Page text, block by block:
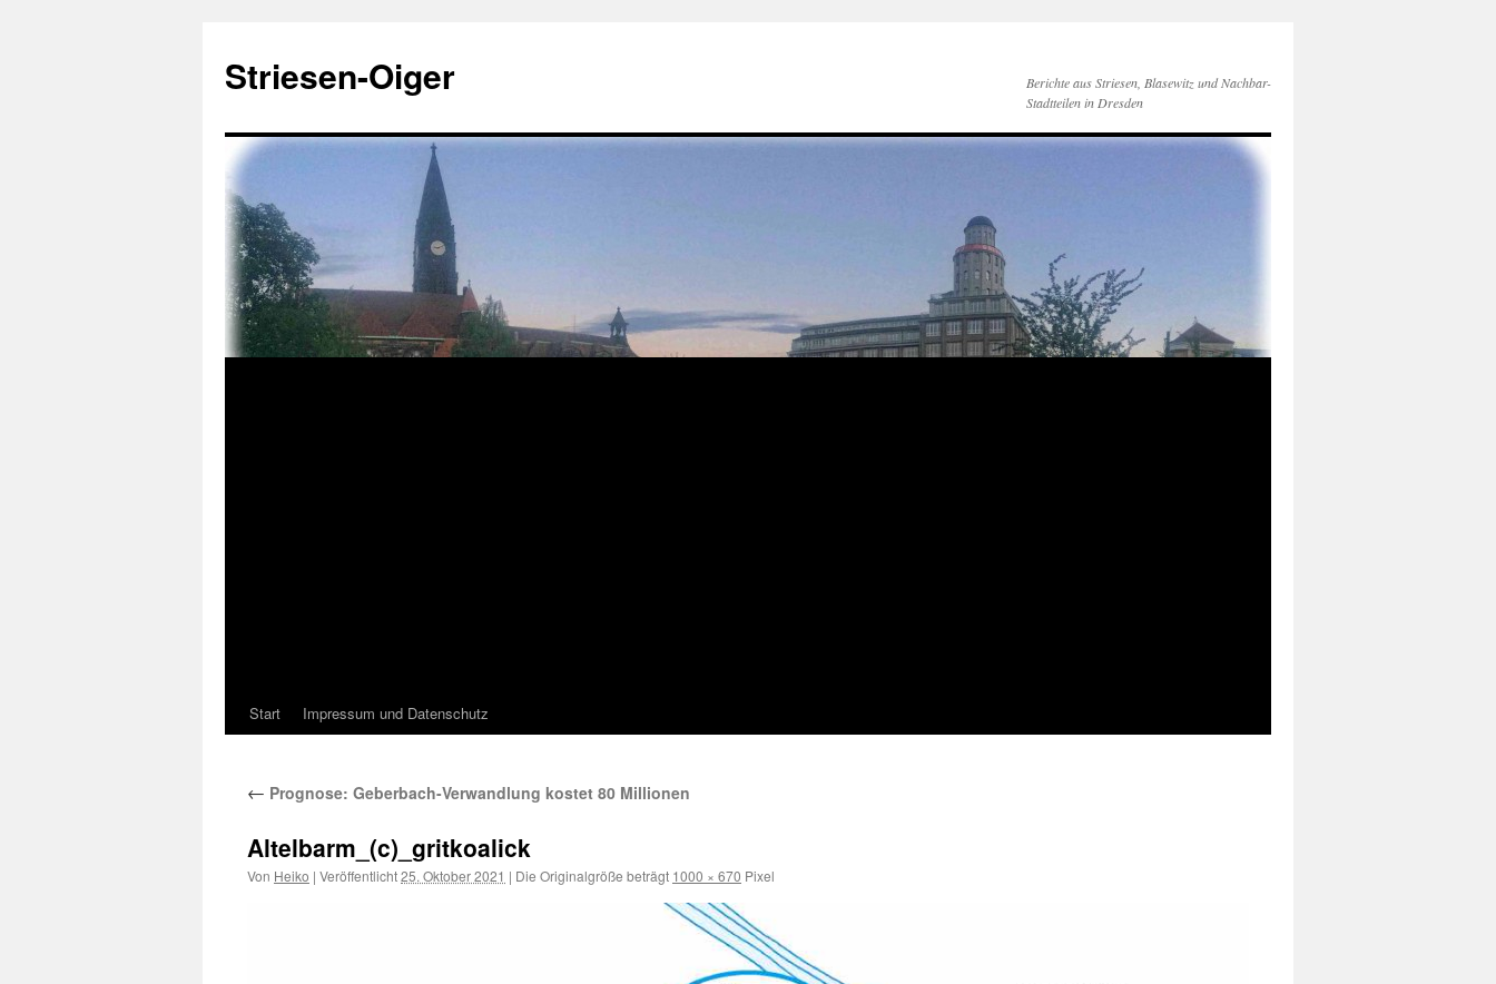
springen
Striesen-Oiger
Berichte aus Striesen, Blasewitz und Nachbar-
Stadtteilen in Dresden
Start Impressum und Datenschutz
← Prognose: Geberbach-Verwandlung kostet 80 Millionen
Altelbarm_(c)_gritkoalick
Von Heiko | Veröffentlicht25. Oktober 2021 | Die Originalgröße beträgt 1000 × 670 Pixel